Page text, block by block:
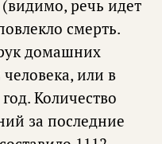
речь идет
смерть.
домашних
или в
Количество
за последние